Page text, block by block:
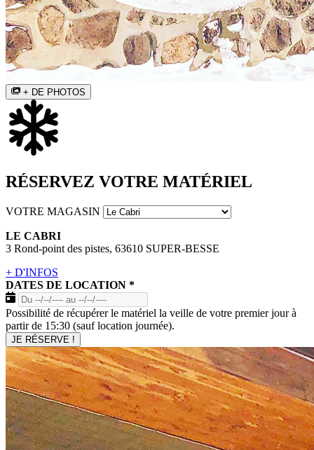
+ DE PHOTOS
RÉSERVEZ VOTRE MATÉRIEL
VOTRE MAGASIN
LE CABRI
3 Rond-point des pistes, 63610 SUPER-BESSE
+ D'INFOS
DATES DE LOCATION *
Possibilité de récupérer le matériel la veille de votre premier jour à
partir de 15:30 (sauf location journée).
JE RÉSERVE !